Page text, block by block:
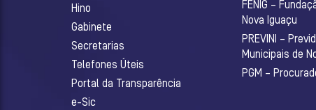
Hino
Gabinete
Secretarias
Telefones Úteis
Portal da Transparência
e-Sic
FENIG –
Nova Iguaçu
PREVINI –
Municipais de
PGM –